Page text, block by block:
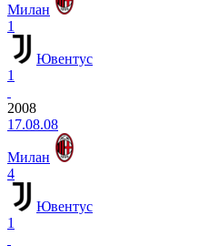
Милан
1
Ювентус
1
2008
17.08.08
Милан
4
Ювентус
1